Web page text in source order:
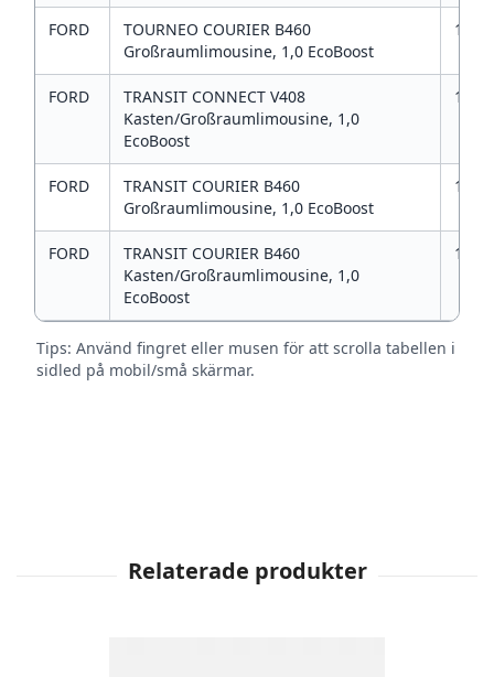
FORD
TOURNEO COURIER B460
Großraumlimousine, 1,0 EcoBoost
1
FORD
TRANSIT CONNECT V408
Kasten/Großraumlimousine, 1,0
EcoBoost
1
FORD
TRANSIT COURIER B460
Großraumlimousine, 1,0 EcoBoost
1
FORD
TRANSIT COURIER B460
Kasten/Großraumlimousine, 1,0
EcoBoost
1
Tips: Använd fingret eller musen för att scrolla tabellen i
sidled på mobil/små skärmar.